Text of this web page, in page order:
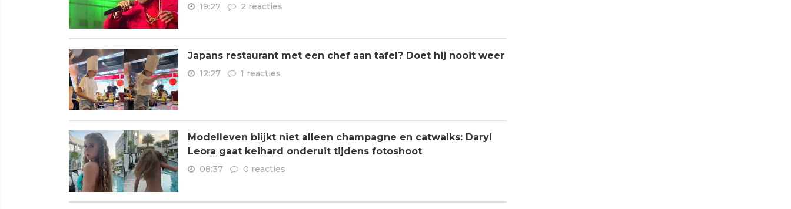
19:27 2 reacties
Japans restaurant met een chef aan tafel? Doet hij nooit weer
12:27 1 reacties
Modelleven blijkt niet alleen champagne en catwalks: Daryl
Leora gaat keihard onderuit tijdens fotoshoot
08:37 0 reacties